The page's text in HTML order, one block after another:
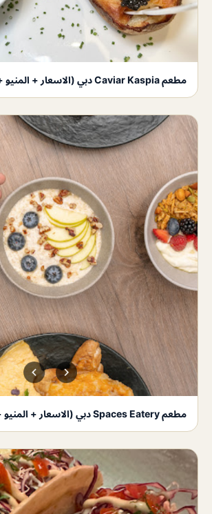
مطعم Caviar Kaspia دبي (الاسعار + المنيو + الموقع)
مطعم Spaces Eatery دبي (الاسعار + المنيو + الموقع)